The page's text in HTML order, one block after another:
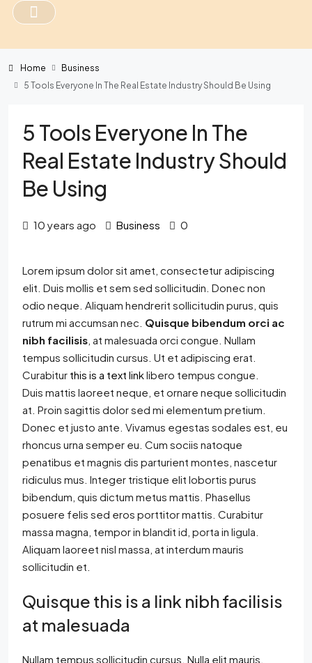
Home
Business
5 Tools Everyone In The Real Estate Industry Should Be Using
5 Tools Everyone In The
Real Estate Industry Should
Be Using
10 years ago Business 0
Lorem ipsum dolor sit amet, consectetur adipiscing
elit. Duis mollis et sem sed sollicitudin. Donec non
odio neque. Aliquam hendrerit sollicitudin purus, quis
rutrum mi accumsan nec. Quisque bibendum orci ac
nibh facilisis , at malesuada orci congue. Nullam
tempus sollicitudin cursus. Ut et adipiscing erat.
Curabitur this is a text linklibero tempus congue.
Duis mattis laoreet neque, et ornare neque sollicitudin
at. Proin sagittis dolor sed mi elementum pretium.
Donec et justo ante. Vivamus egestas sodales est, eu
rhoncus urna semper eu. Cum sociis natoque
penatibus et magnis dis parturient montes, nascetur
ridiculus mus. Integer tristique elit lobortis purus
bibendum, quis dictum metus mattis. Phasellus
posuere felis sed eros porttitor mattis. Curabitur
massa magna, tempor in blandit id, porta in ligula.
Aliquam laoreet nisl massa, at interdum mauris
sollicitudin et.
Quisque this is a link nibh facilisis
at malesuada
Nullam tempus sollicitudin cursus. Nulla elit mauris,